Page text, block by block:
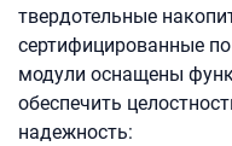
твердотельные
сертифицированные
модули оснащены
обеспечить
надежность: